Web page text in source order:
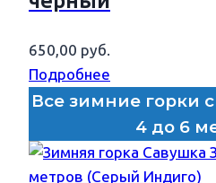
650,00 руб.
Подробнее
Все зимние горки
4 до 6